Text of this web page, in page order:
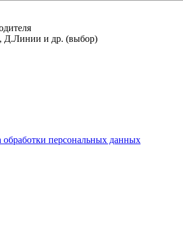
и др. (выбор)
персональных данных